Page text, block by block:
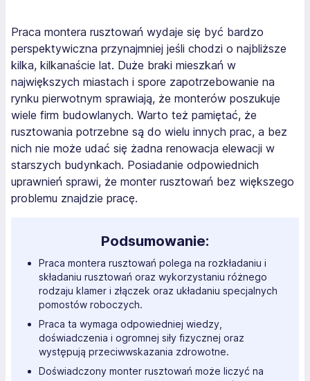
Praca montera rusztowań wydaje się być bardzo
perspektywiczna przynajmniej jeśli chodzi o najbliższe
kilka, kilkanaście lat. Duże braki mieszkań w
największych miastach i spore zapotrzebowanie na
rynku pierwotnym sprawiają, że monterów poszukuje
wiele firm budowlanych. Warto też pamiętać, że
rusztowania potrzebne są do wielu innych prac, a bez
nich nie może udać się żadna renowacja elewacji w
starszych budynkach. Posiadanie odpowiednich
uprawnień sprawi, że monter rusztowań bez większego
problemu znajdzie pracę.
Podsumowanie:
Praca montera rusztowań polega na rozkładaniu i
składaniu rusztowań oraz wykorzystaniu różnego
rodzaju klamer i złączek oraz układaniu specjalnych
pomostów roboczych.
Praca ta wymaga odpowiedniej wiedzy,
doświadczenia i ogromnej siły fizycznej oraz
występują przeciwwskazania zdrowotne.
Doświadczony monter rusztowań może liczyć na